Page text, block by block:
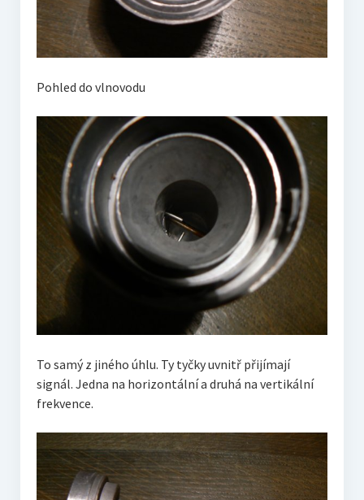
Pohled do vlnovodu
To samý z jiného úhlu. Ty tyčky uvnitř přijímají
signál. Jedna na horizontální a druhá na vertikální
frekvence.